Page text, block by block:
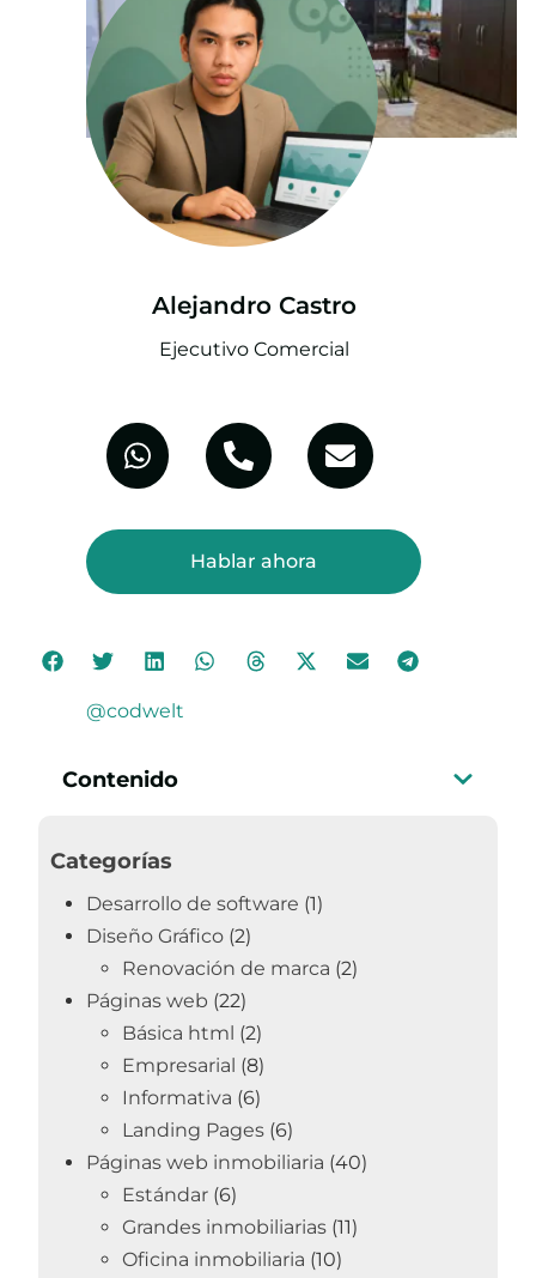
Alejandro Castro
Ejecutivo Comercial
Hablar ahora
@codwelt
Contenido
Categorías
Desarrollo de software (1)
Diseño Gráfico (2)
Renovación de marca (2)
Páginas web (22)
Básica html (2)
Empresarial (8)
Informativa (6)
Landing Pages (6)
Páginas web inmobiliaria (40)
Estándar (6)
Grandes inmobiliarias (11)
Oficina inmobiliaria (10)